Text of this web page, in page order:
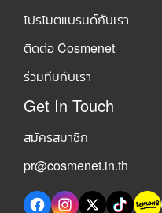
โปรโมตแบรนด์กับเรา
ติดต่อ Cosmenet
ร่วมทีมกับเรา
Get In Touch
สมัครสมาชิก
pr@cosmenet.in.th